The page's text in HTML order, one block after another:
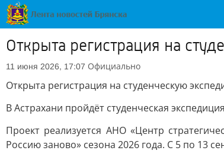
Открыта регистрация на
11 июня 2026, 17:07 Официально
Открыта регистрация на студенческую
В Астрахани пройдёт студенческая
Проект реализуется АНО «Центр
Россию заново» сезона 2026 года. С 5 по 13